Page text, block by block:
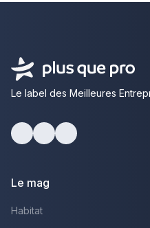
Le label des Meilleures
Le mag
Habitat